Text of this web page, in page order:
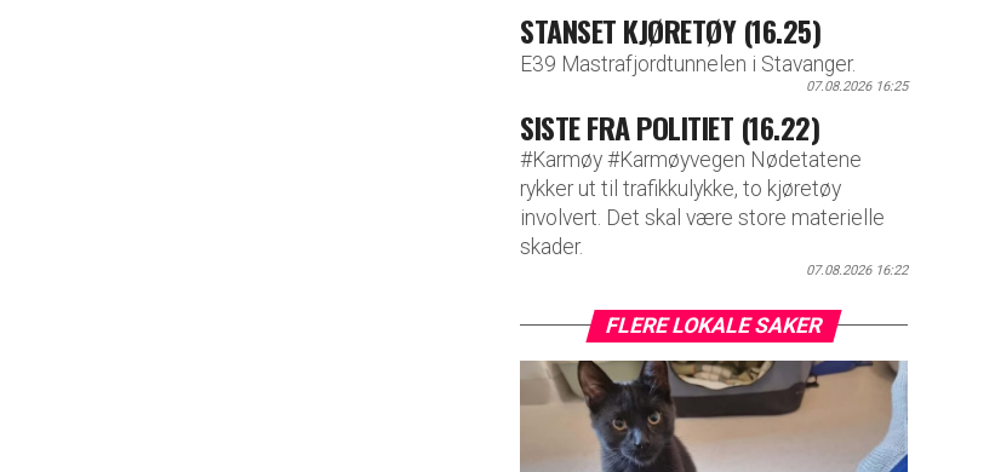
STANSET KJØRETØY (16.25)
E39 Mastrafjordtunnelen i Stavanger.
07.08.2026 16:25
SISTE FRA POLITIET (16.22)
#Karmøy #Karmøyvegen Nødetatene
rykker ut til trafikkulykke, to kjøretøy
involvert. Det skal være store materielle
skader.
07.08.2026 16:22
FLERE LOKALE SAKER